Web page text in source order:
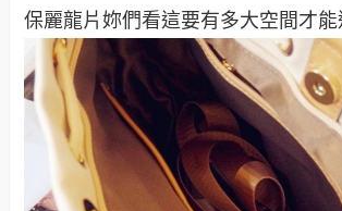
保麗龍片妳們看這要有多大空間才能